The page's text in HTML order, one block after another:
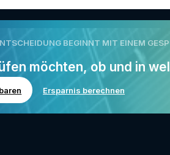
BEGINNT MIT EINEM
möchten, ob und in
Ersparnis berechnen